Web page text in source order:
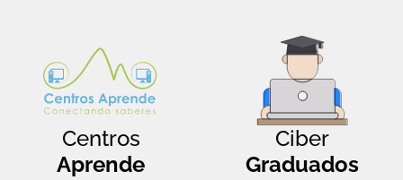
Centros
Aprende
Ciber
Graduados